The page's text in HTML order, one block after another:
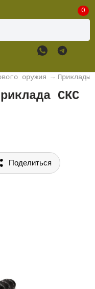
0
оружия → Приклады
СКС
Поделиться